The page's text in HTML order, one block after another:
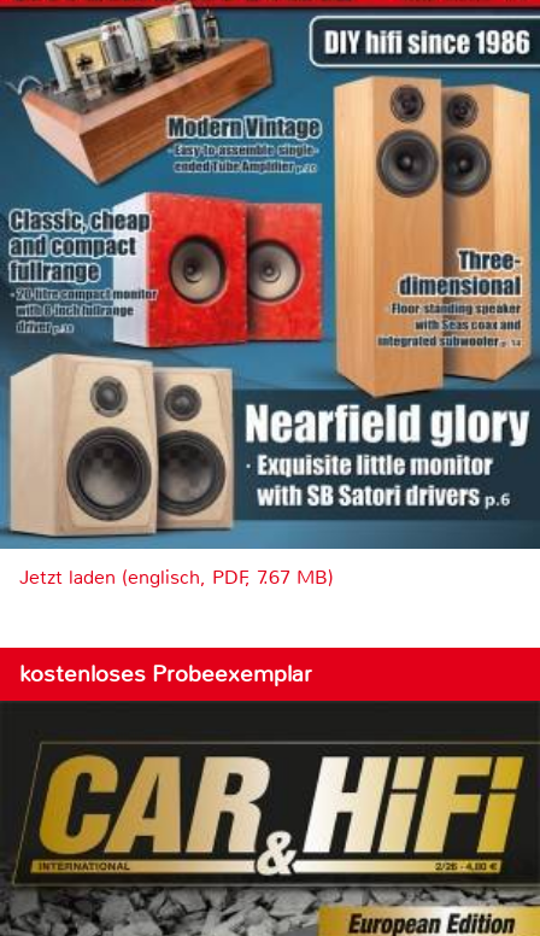
Jetzt laden (englisch, PDF, 7.67 MB)
kostenloses Probeexemplar